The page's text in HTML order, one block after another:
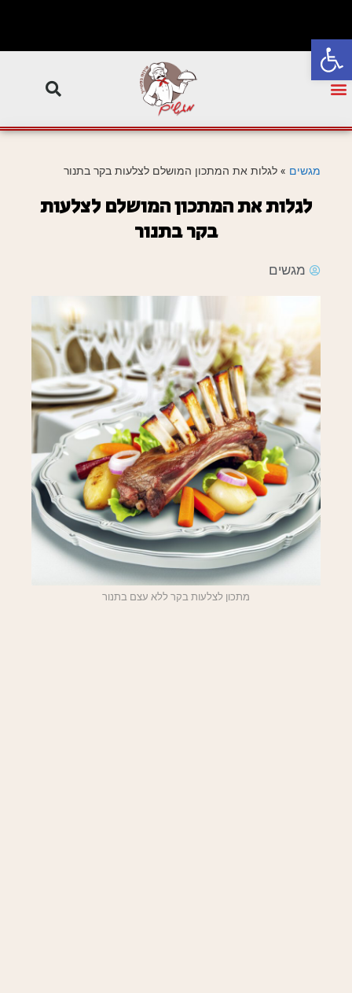
פתח סרגל נגישות
מגשים » לגלות את המתכון המושלם לצלעות בקר בתנור
לגלות את המתכון המושלם לצלעות
בקר בתנור
מגשים
מתכון לצלעות בקר ללא עצם בתנור